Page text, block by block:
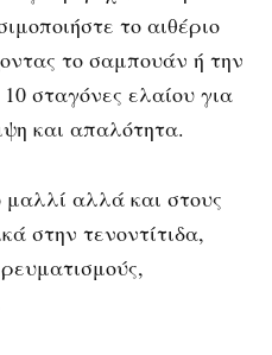
το αιθέριο
το σαμπουάν ή την
σταγόνες ελαίου για
και απαλότητα.
αλλά και στους
στην τενοντίτιδα,